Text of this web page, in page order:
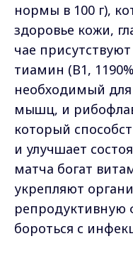
нормы в 100 г),
здоровье кожи,
чае
тиамин (В1,
необходимый
мышц, и
который
и улучшает
матча богат
укрепляют
бороться с